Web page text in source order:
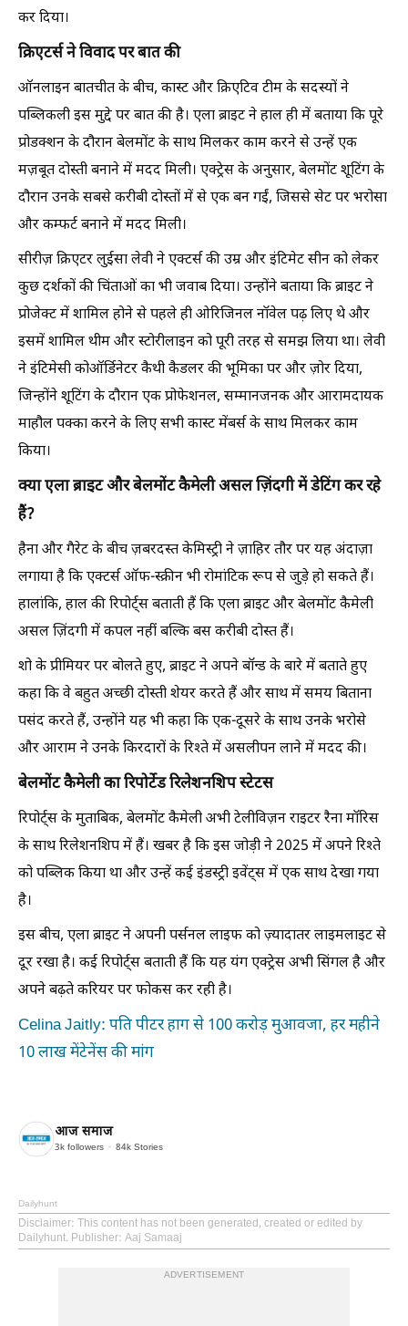
कर दिया।
क्रिएटर्स ने विवाद पर बात की
ऑनलाइन बातचीत के बीच, कास्ट और क्रिएटिव टीम के सदस्यों ने
पब्लिकली इस मुद्दे पर बात की है। एला ब्राइट ने हाल ही में बताया कि पूरे
प्रोडक्शन के दौरान बेलमोंट के साथ मिलकर काम करने से उन्हें एक
मज़बूत दोस्ती बनाने में मदद मिली। एक्ट्रेस के अनुसार, बेलमोंट शूटिंग के
दौरान उनके सबसे करीबी दोस्तों में से एक बन गईं, जिससे सेट पर भरोसा
और कम्फर्ट बनाने में मदद मिली।
सीरीज़ क्रिएटर लुईसा लेवी ने एक्टर्स की उम्र और इंटिमेट सीन को लेकर
कुछ दर्शकों की चिंताओं का भी जवाब दिया। उन्होंने बताया कि ब्राइट ने
प्रोजेक्ट में शामिल होने से पहले ही ओरिजिनल नॉवेल पढ़ लिए थे और
इसमें शामिल थीम और स्टोरीलाइन को पूरी तरह से समझ लिया था। लेवी
ने इंटिमेसी कोऑर्डिनेटर कैथी कैडलर की भूमिका पर और ज़ोर दिया,
जिन्होंने शूटिंग के दौरान एक प्रोफेशनल, सम्मानजनक और आरामदायक
माहौल पक्का करने के लिए सभी कास्ट मेंबर्स के साथ मिलकर काम
किया।
क्या एला ब्राइट और बेलमोंट कैमेली असल ज़िंदगी में डेटिंग कर रहे
हैं?
हैना और गैरेट के बीच ज़बरदस्त केमिस्ट्री ने ज़ाहिर तौर पर यह अंदाज़ा
लगाया है कि एक्टर्स ऑफ-स्क्रीन भी रोमांटिक रूप से जुड़े हो सकते हैं।
हालांकि, हाल की रिपोर्ट्स बताती हैं कि एला ब्राइट और बेलमोंट कैमेली
असल ज़िंदगी में कपल नहीं बल्कि बस करीबी दोस्त हैं।
शो के प्रीमियर पर बोलते हुए, ब्राइट ने अपने बॉन्ड के बारे में बताते हुए
कहा कि वे बहुत अच्छी दोस्ती शेयर करते हैं और साथ में समय बिताना
पसंद करते हैं, उन्होंने यह भी कहा कि एक-दूसरे के साथ उनके भरोसे
और आराम ने उनके किरदारों के रिश्ते में असलीपन लाने में मदद की।
बेलमोंट कैमेली का रिपोर्टेड रिलेशनशिप स्टेटस
रिपोर्ट्स के मुताबिक, बेलमोंट कैमेली अभी टेलीविज़न राइटर रैना मॉरिस
के साथ रिलेशनशिप में हैं। खबर है कि इस जोड़ी ने 2025 में अपने रिश्ते
को पब्लिक किया था और उन्हें कई इंडस्ट्री इवेंट्स में एक साथ देखा गया
है।
इस बीच, एला ब्राइट ने अपनी पर्सनल लाइफ को ज़्यादातर लाइमलाइट से
दूर रखा है। कई रिपोर्ट्स बताती हैं कि यह यंग एक्ट्रेस अभी सिंगल है और
अपने बढ़ते करियर पर फोकस कर रही है।
Celina Jaitly: पति पीटर हाग से 100 करोड़ मुआवजा, हर महीने
10 लाख मेंटेनेंस की मांग
आज समाज
3k followers 84k Stories
Dailyhunt
Disclaimer: This content has not been generated, created or edited by
Dailyhunt. Publisher: Aaj Samaaj
ADVERTISEMENT